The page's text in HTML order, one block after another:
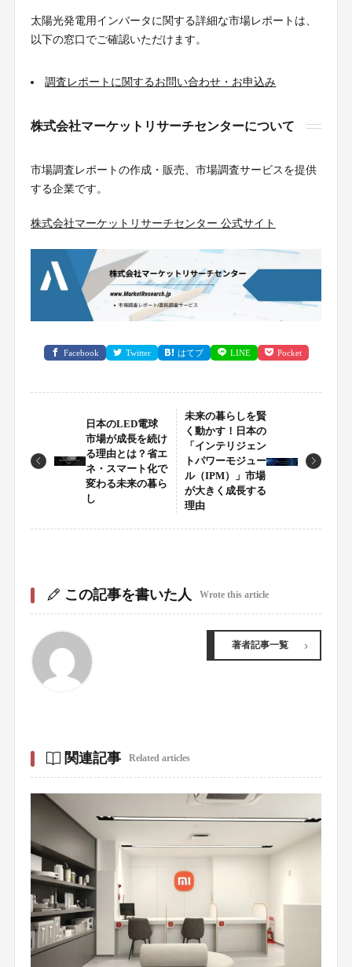
太陽光発電用インバータに関する詳細な市場レポートは、
以下の窓口でご確認いただけます。
調査レポートに関するお問い合わせ・お申込み
株式会社マーケットリサーチセンターについて
市場調査レポートの作成・販売、市場調査サービスを提供
する企業です。
株式会社マーケットリサーチセンター 公式サイト
Facebook Twitter はてブ LINE Pocket
日本のLED電球
市場が成長を続け
る理由とは？省エ
ネ・スマート化で
変わる未来の暮ら
し
未来の暮らしを賢
く動かす！日本の
「インテリジェン
トパワーモジュー
ル（IPM）」市場
が大きく成長する
理由
この記事を書いた人 Wrote this article
著者記事一覧
関連記事 Related articles